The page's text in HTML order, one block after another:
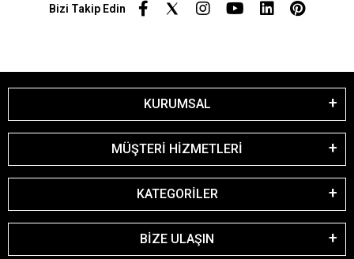
Bizi Takip Edin
KURUMSAL
MÜŞTERİ HİZMETLERİ
KATEGORİLER
BİZE ULAŞIN